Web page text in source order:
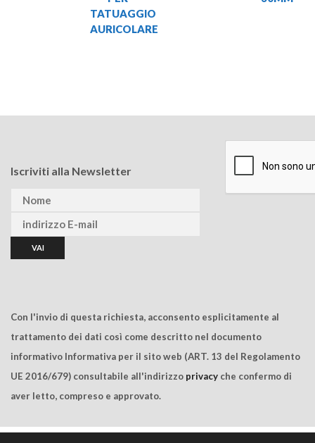
TATUAGGIO
AURICOLARE
Iscriviti alla Newsletter
Con l'invio di questa richiesta, acconsento esplicitamente al
trattamento dei dati così come descritto nel documento
informativo Informativa per il sito web (ART. 13 del Regolamento
UE 2016/679) consultabile all'indirizzo privacy che confermo di
aver letto, compreso e approvato.